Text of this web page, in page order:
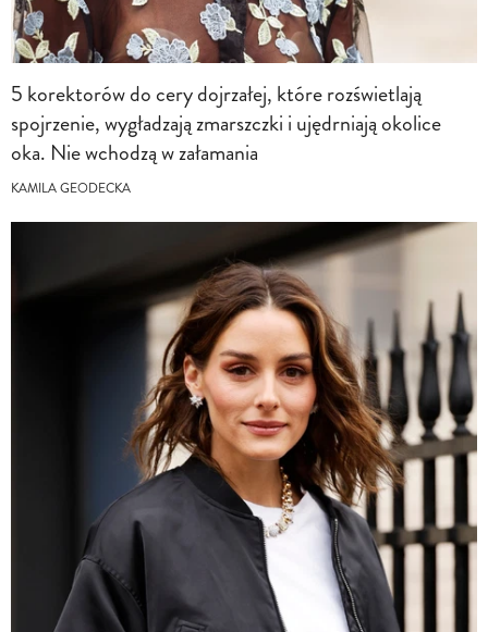
5 korektorów do cery dojrzałej, które rozświetlają
spojrzenie, wygładzają zmarszczki i ujędrniają okolice
oka. Nie wchodzą w załamania
KAMILA GEODECKA